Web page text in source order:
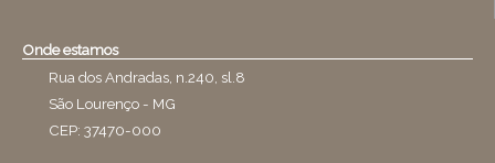
Onde estamos
Rua dos Andradas, n.240, sl.8
São Lourenço - MG
CEP: 37470-000